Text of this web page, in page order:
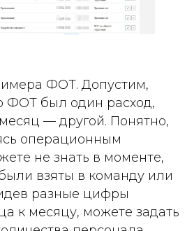
ФОТ. Допустим,
ФОТ был один расход,
— другой. Понятно,
операционным
не знать в моменте,
взяты в команду или
разные цифры
к месяцу, можете задать